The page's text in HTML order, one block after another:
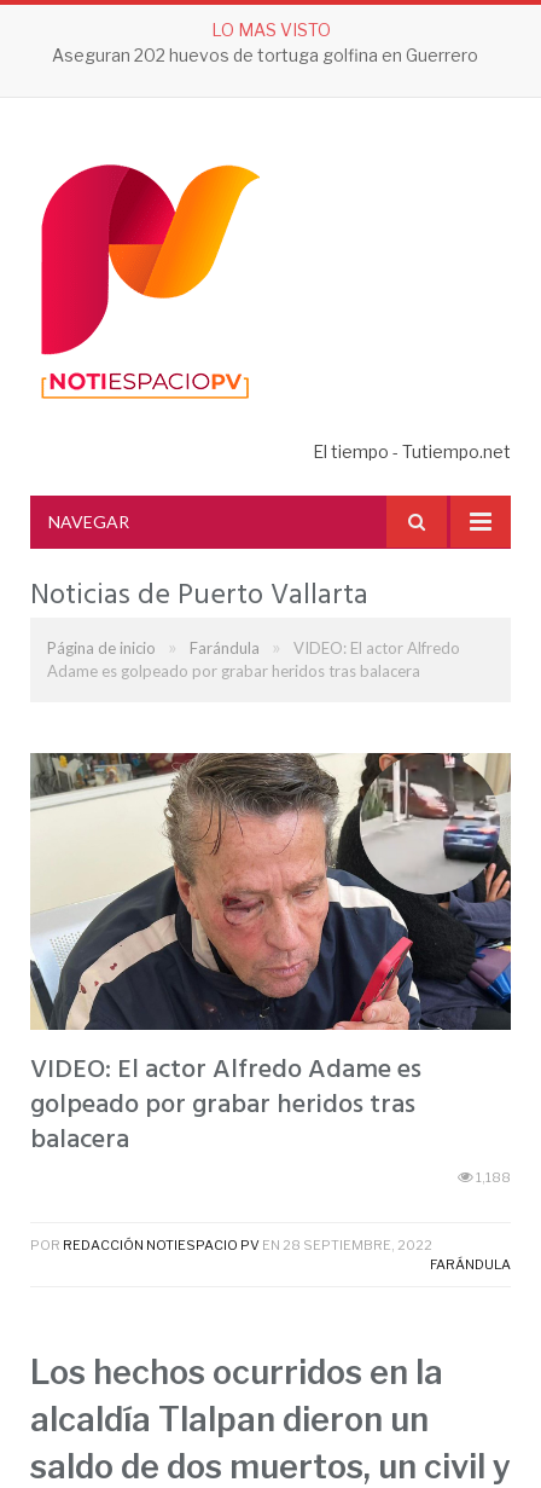
LO MAS VISTO
El tiempo - Tutiempo.net
NAVEGAR
Noticias de Puerto Vallarta
Página de inicio » Farándula »
VIDEO: El actor Alfredo
Adame es golpeado por grabar heridos tras balacera
VIDEO: El actor Alfredo Adame es
golpeado por grabar heridos tras
balacera
1,188
POR REDACCIÓN NOTIESPACIO PV EN 28 SEPTIEMBRE, 2022
FARÁNDULA
Los hechos ocurridos en la
alcaldía Tlalpan dieron un
saldo de dos muertos, un civil y